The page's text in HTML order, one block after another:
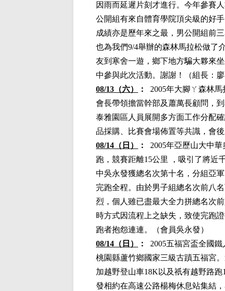
因雨而延遲片刻才進行。今年參賽
公開組有來自體育學院頂尖級的好
成績亦是歷年來之最，男公開組前
也為我們9/4舉辦的森林馬拉松做了
友到寒舍一遊，鄉下地方騙大夥來
中參與此次活動。謝謝！
（組長：
08/13（六）
：
2005年大腳ㄚ森林
會長帶領擔當幹部及蕭萬長顧問，
泰雅園區人員展開多方面工作分配
品採購、比賽會場佈置等共識，會
08/14（日）
：
2005年亞歷山大中
跑，競賽距離15公里
，吸引了將近
中吳永發獲總名次第十名，分組亞
完跑全程。由於男子組總名次前八
烈，個人雖已盡最大全力拼總名次
時方式因流程上之缺失，致使完跑
跑者抱怨連連。（會員吳永發）
08/14（日）
：
2005五福宮盃全國
桃園縣蘆竹鄉國家三級古蹟五福宮
加越野登山車18K以及祇有越野路
發相約在高速公路楊梅休息站集結